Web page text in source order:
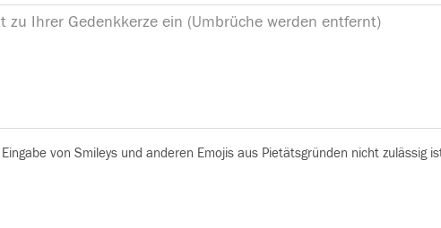
von Smileys und anderen Emojis aus Pietätsgründen nicht zulässig